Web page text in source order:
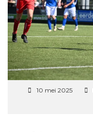
10 mei 2025